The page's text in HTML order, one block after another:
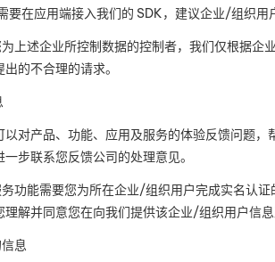
要在应用端接入我们的 SDK，建议企业/组织用
上述企业所控制数据的控制者，我们仅根据企业
的不合理的请求。
对产品、功能、应用及服务的体验反馈问题
步联系您反馈公司的处理意见。
功能需要您为所在企业/组织用户完成实名认证
解并同意您在向我们提供该企业/组织用户信
息